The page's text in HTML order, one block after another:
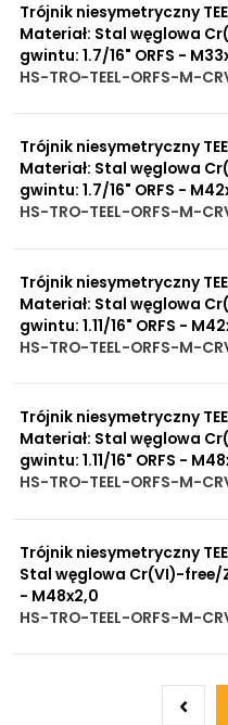
Trójnik niesymetryczny
Materiał: Stal węglowa
gwintu: 1.7/16" ORFS -
HS-TRO-TEEL-ORFS-M-
Trójnik niesymetryczny
Materiał: Stal węglowa
gwintu: 1.7/16" ORFS -
HS-TRO-TEEL-ORFS-M-
Trójnik niesymetryczny
Materiał: Stal węglowa
gwintu: 1.11/16" ORFS -
HS-TRO-TEEL-ORFS-M-
Trójnik niesymetryczny
Materiał: Stal węglowa
gwintu: 1.11/16" ORFS -
HS-TRO-TEEL-ORFS-M-
Trójnik niesymetryczny
Stal węglowa Cr(VI)-free/
- M48x2,0
HS-TRO-TEEL-ORFS-M-